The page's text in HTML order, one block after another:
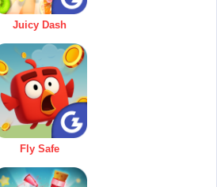
Juicy Dash
Fly Safe